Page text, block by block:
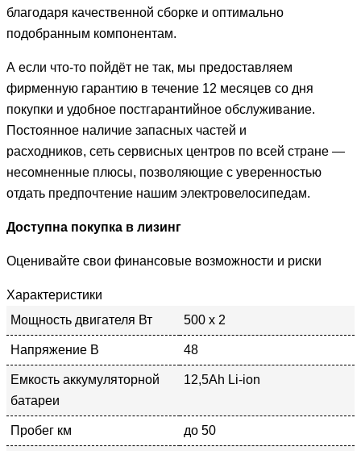
благодаря качественной сборке и оптимально
подобранным компонентам.
А если что-то пойдёт не так, мы предоставляем
фирменную гарантию в течение 12 месяцев со дня
покупки и удобное постгарантийное обслуживание.
Постоянное наличие запасных частей и
расходников, сеть сервисных центров по всей стране —
несомненные плюсы, позволяющие с уверенностью
отдать предпочтение нашим электровелосипедам.
Доступна покупка в лизинг
Оценивайте свои финансовые возможности и риски
Характеристики
Мощность двигателя Вт
500 x 2
Напряжение В 48
Емкость аккумуляторной
батареи
12,5Аh Li-ion
Пробег км до 50